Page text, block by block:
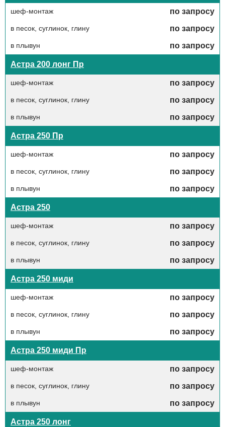
шеф-монтаж по запросу
в песок, суглинок, глину по запросу
в плывун по запросу
Астра 200 лонг Пр
шеф-монтаж по запросу
в песок, суглинок, глину по запросу
в плывун по запросу
Астра 250 Пр
шеф-монтаж по запросу
в песок, суглинок, глину по запросу
в плывун по запросу
Астра 250
шеф-монтаж по запросу
в песок, суглинок, глину по запросу
в плывун по запросу
Астра 250 миди
шеф-монтаж по запросу
в песок, суглинок, глину по запросу
в плывун по запросу
Астра 250 миди Пр
шеф-монтаж по запросу
в песок, суглинок, глину по запросу
в плывун по запросу
Астра 250 лонг